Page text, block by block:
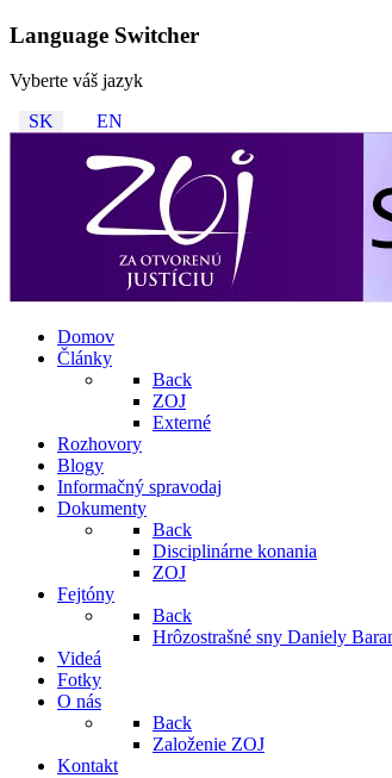
Language Switcher
Vyberte váš jazyk
SK
EN
Domov
Články
Back
ZOJ
Externé
Rozhovory
Blogy
Informačný spravodaj
Dokumenty
Back
Disciplinárne konania
ZOJ
Fejtóny
Back
Hrôzostrašné sny Daniely
Videá
Fotky
O nás
Back
Založenie ZOJ
Kontakt